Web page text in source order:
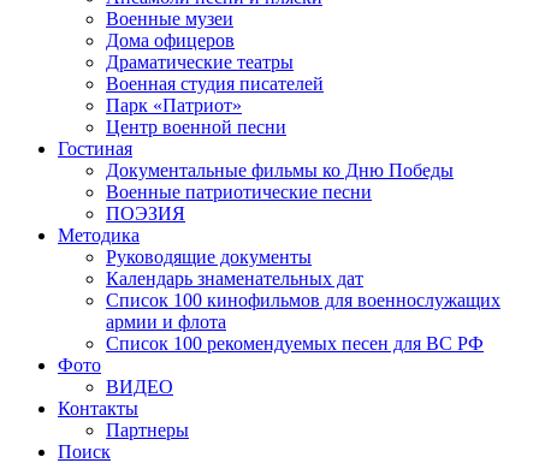
Военные музеи
Дома офицеров
Драматические театры
Военная студия писателей
Парк «Патриот»
Центр военной песни
Гостиная
Документальные фильмы ко Дню Победы
Военные патриотические песни
ПОЭЗИЯ
Методика
Руководящие документы
Календарь знаменательных дат
Список 100 кинофильмов для военнослужащих
армии и флота
Список 100 рекомендуемых песен для ВС РФ
Фото
ВИДЕО
Контакты
Партнеры
Поиск